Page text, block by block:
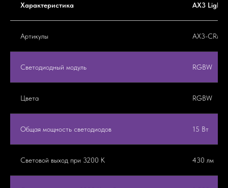
Характеристика AX3
Артикулы AX3-
Светодиодный модуль RGBW
Цвета RGBW
Общая мощность светодиодов 15 Вт
Световой выход при 3200 K 430 лм